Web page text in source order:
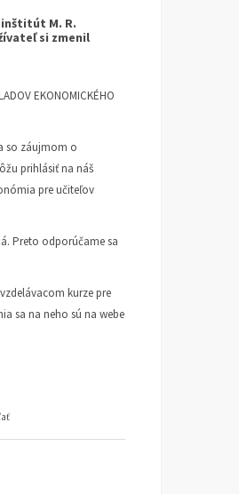
M. R.
si zmenil
EKONOMICKÉHO
so záujmom o
prihlásiť na náš
pre učiteľov
Preto odporúčame sa
kurze pre
sa na neho sú na webe